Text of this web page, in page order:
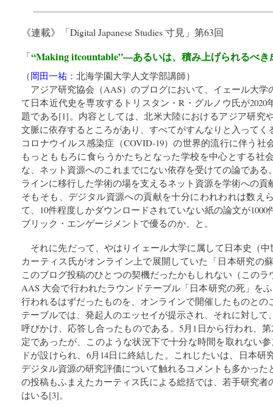
《連載》「Digital Japanese Studies 寸見 」第63回
「“Making itcountable”—あるいは、積み上げられるべき
（岡田一祐 ： 北海学園大学人文学部講師）
アジア研究協会（AAS）のブログにおいて、イェール大
て日本近代史を専攻するトリスタン・R・グルノウ氏が2020
題である[1]。内容としては、北米大陸におけるアジア研究
文脈に依存するところがあり、すべてがすんなりと入ってく
コロナウイルス感染症（COVID-19）の世界的流行に伴う社
もっとももろに食らうかたちとなった学校を中心とする社
な、ネット資源へのこれまでにない依存を受けての論であ
ラインに移行した学術の場を支えるネット資源を学術への
そもそも、デジタル資源への貢献を十分にわれわれは数え
て、10件程度しかダウンロードされていない紙の論文が
ブリック・エンゲージメントで優るのか、と。
それに先だって、やはりイェール大学に属して日本史（
カーティス氏がオンライン上で展開していた「日本研究の
このブログ投稿のひとつの契機だったかもしれない（このラ
AAS 大会で行われたラウンドテーブル「日本研究の死」を
行われるはずだったものを、オンラインで開催したものとの
テーブルでは、発起人のエッセイが提示され、それに対し
呼びかけ、応答し合ったものである。5月1日から行われ、
定であったが、このような状況下で十分な時間を取れない
ドが設けられ、6月14日に終結した。これじたいは、日本研
デジタル資源の研究評価について触れるコメントも多かっ
の投稿もふまえたカーティス氏による総括では、若手研究者
はいる[3]。